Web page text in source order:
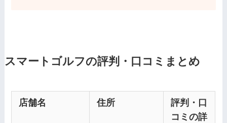
スマートゴルフの評判・口コミまとめ
店舗名 住所
評判・口
コミの詳